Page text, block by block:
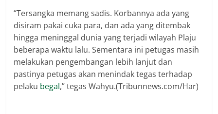
“Tersangka memang sadis. Korbannya ada yang
disiram pakai cuka para, dan ada yang ditembak
hingga meninggal dunia yang terjadi wilayah Plaju
beberapa waktu lalu. Sementara ini petugas masih
melakukan pengembangan lebih lanjut dan
pastinya petugas akan menindak tegas terhadap
pelaku begal,” tegas Wahyu.(Tribunnews.com/Har)